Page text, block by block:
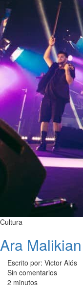
Cultura
Ara
Escrito por: Victor Alós
Sin comentarios
2 minutos